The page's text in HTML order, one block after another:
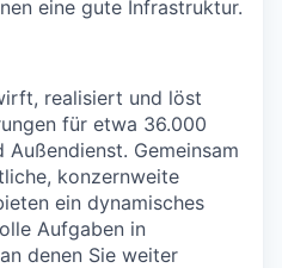
eine gute Infrastruktur.
realisiert und löst
für etwa 36.000
Gemeinsam
konzernweite
ein dynamisches
Aufgaben in
denen Sie weiter